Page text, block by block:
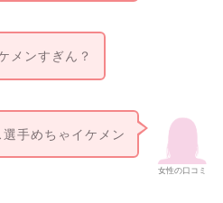
メンすぎん？
女性の口コミ
手めちゃイケメン